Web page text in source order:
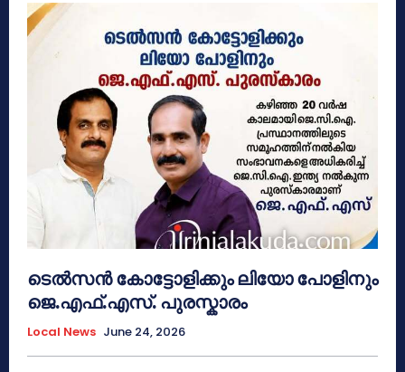
ടെൽസൻ കോട്ടോളിക്കും ലിയോ പോളിനും
ജെ.എഫ്.എസ്. പുരസ്കാരം
Local News June 24, 2026